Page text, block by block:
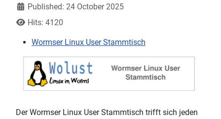
Published: 24 October 2025
Hits: 4120
Wormser Linux User Stammtisch
Der Wormser Linux User Stammtisch trifft sich jeden